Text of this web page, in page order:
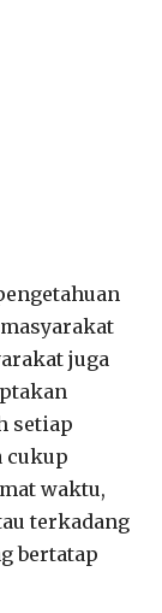
juga
setiap
cukup
waktu,
terkadang
bertatap